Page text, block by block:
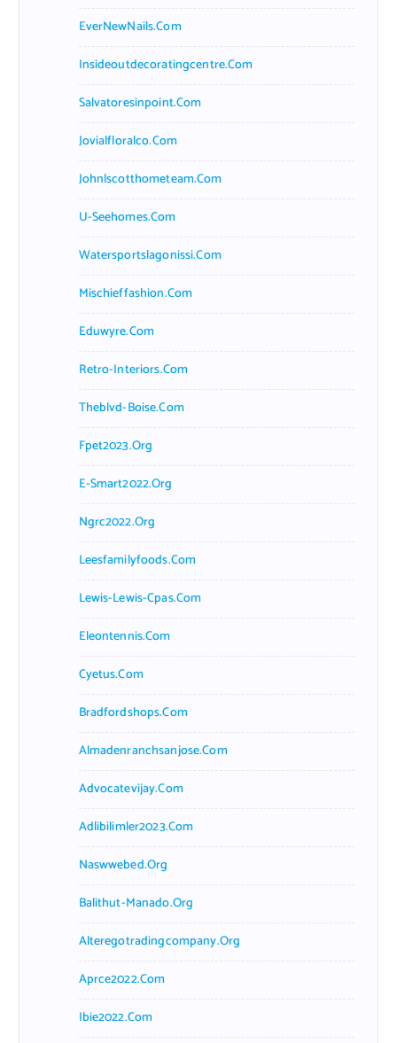
EverNewNails.com
Insideoutdecoratingcentre.com
Salvatoresinpoint.com
Jovialfloralco.com
Johnlscotthometeam.com
U-Seehomes.com
Watersportslagonissi.com
Mischieffashion.com
Eduwyre.com
Retro-Interiors.com
Theblvd-Boise.com
Fpet2023.org
E-Smart2022.org
Ngrc2022.org
Leesfamilyfoods.com
Lewis-Lewis-Cpas.com
Eleontennis.com
Cyetus.com
Bradfordshops.com
Almadenranchsanjose.com
Advocatevijay.com
Adlibilimler2023.com
Naswwebed.org
Balithut-Manado.org
Alteregotradingcompany.org
Aprce2022.com
Ibie2022.com